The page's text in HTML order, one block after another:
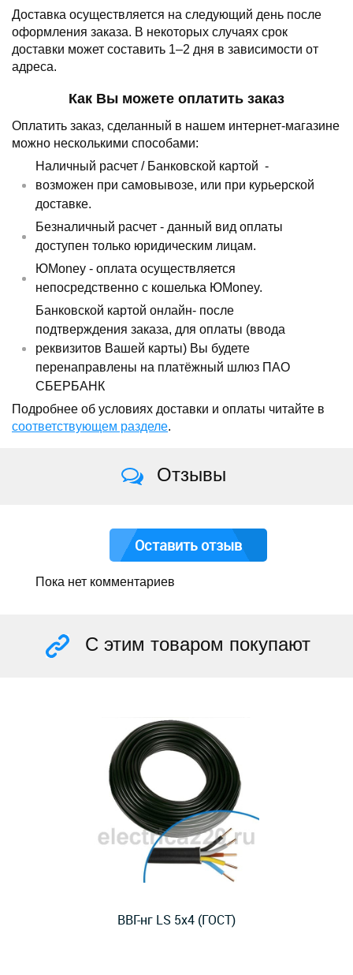
Доставка осуществляется на следующий день после
оформления заказа. В некоторых случаях срок
доставки может составить 1–2 дня в зависимости от
адреса.
Как Вы можете оплатить заказ
Оплатить заказ, сделанный в нашем интернет-магазине
можно несколькими способами:
Наличный расчет / Банковской картой -
возможен при самовывозе, или при курьерской
доставке.
Безналичный расчет - данный вид оплаты
доступен только юридическим лицам.
ЮMoney - оплата осуществляется
непосредственно с кошелька ЮMoney.
Банковской картой онлайн- после
подтверждения заказа, для оплаты (ввода
реквизитов Вашей карты) Вы будете
перенаправлены на платёжный шлюз ПАО
СБЕРБАНК
Подробнее об условиях доставки и оплаты читайте в
соответствующем разделе.
Отзывы
Оставить отзыв
Пока нет комментариев
С этим товаром покупают
ВВГ-нг LS 5x4 (ГОСТ)